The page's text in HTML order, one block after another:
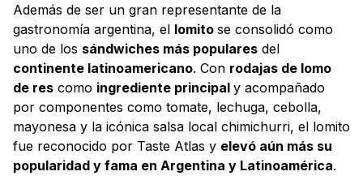
Además de ser un gran representante de la
gastronomía argentina, el lomito se consolidó como
uno de los sándwiches más populares del
continente latinoamericano. Con rodajas de lomo
de res como ingrediente principal y acompañado
por componentes como tomate, lechuga, cebolla,
mayonesa y la icónica salsa local chimichurri, el lomito
fue reconocido por Taste Atlas y elevó aún más su
popularidad y fama en Argentina y Latinoamérica.